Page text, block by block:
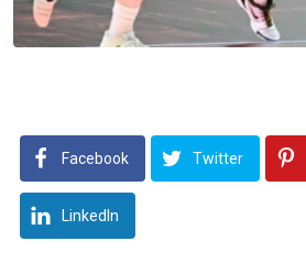
Facebook Twitter
LinkedIn